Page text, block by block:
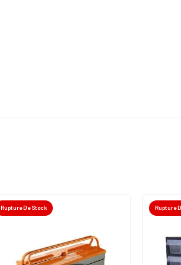
Rupture De Stock Rupture